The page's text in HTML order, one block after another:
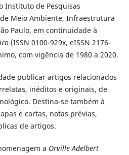
Instituto de Pesquisas
Meio Ambiente, Infraestrutura
Paulo, em continuidade à
(ISSN 0100-929x, eISSN 2176-
com vigência de 1980 a 2020.
publicar artigos relacionados
inéditos e originais, de
Destina-se também à
e cartas, notas prévias,
de artigos.
a Orville Adelbert